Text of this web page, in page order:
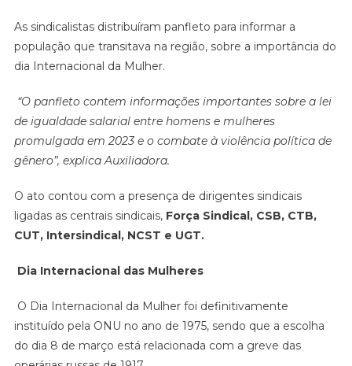
As sindicalistas distribuíram panfleto para informar a
população que transitava na região, sobre a importância do
dia Internacional da Mulher.
“O panfleto contem informações importantes sobre a lei
de igualdade salarial entre homens e mulheres
promulgada em 2023 e o combate à violência política de
gênero”, explica Auxiliadora.
O ato contou com a presença de dirigentes sindicais
ligadas as centrais sindicais,Força Sindical, CSB, CTB,
CUT, Intersindical, NCST e UGT.
Dia Internacional das Mulheres
O Dia Internacional da Mulher foi definitivamente
instituído pela ONU no ano de 1975, sendo que a escolha
do dia 8 de março está relacionada com a greve das